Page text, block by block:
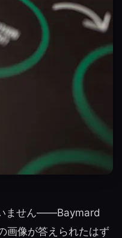
いません——Baymard
画像が答えられたはず